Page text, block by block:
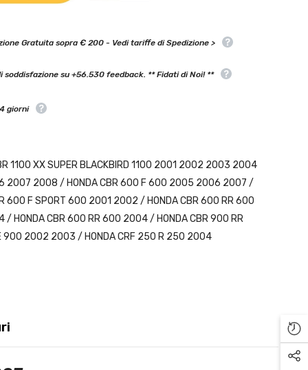
Gratuita sopra € 200 - Vedi tariffe di Spedizione >
soddisfazione su +56.530 feedback. ** Fidati di Noi! **
giorni
1100 XX SUPER BLACKBIRD 1100 2001 2002 2003 2004
2007 2008 / HONDA CBR 600 F 600 2005 2006 2007 /
600 F SPORT 600 2001 2002 / HONDA CBR 600 RR 600
/ HONDA CBR 600 RR 600 2004/ HONDA CBR 900 RR
900 2002 2003 / HONDA CRF 250 R 250 2004